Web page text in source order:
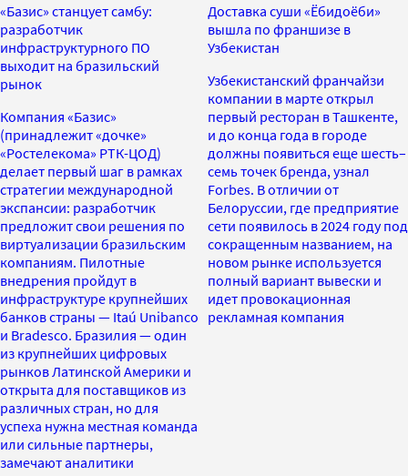
«Базис» станцует самбу:
разработчик
инфраструктурного ПО
выходит на бразильский
рынок
Компания «Базис»
(принадлежит «дочке»
«Ростелекома» РТК-ЦОД)
делает первый шаг в рамках
стратегии международной
экспансии: разработчик
предложит свои решения по
виртуализации бразильским
компаниям. Пилотные
внедрения пройдут в
инфраструктуре крупнейших
банков страны — Itaú Unibanco
и Bradesco. Бразилия — один
из крупнейших цифровых
рынков Латинской Америки и
открыта для поставщиков из
различных стран, но для
успеха нужна местная команда
или сильные партнеры,
замечают аналитики
Доставка суши «Ёбидоёби»
вышла по франшизе в
Узбекистан
Узбекистанский франчайзи
компании в марте открыл
первый ресторан в Ташкенте,
и до конца года в городе
должны появиться еще шесть–
семь точек бренда, узнал
Forbes. В отличии от
Белоруссии, где предприятие
сети появилось в 2024 году под
сокращенным названием, на
новом рынке используется
полный вариант вывески и
идет провокационная
рекламная компания